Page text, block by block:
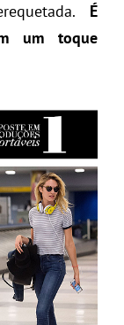
É
um toque